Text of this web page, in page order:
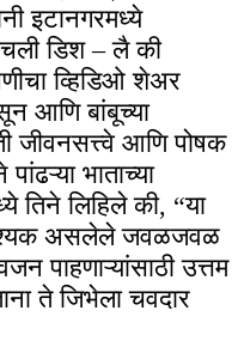
इटानगरमध्ये
डिश – लै की
व्हिडिओ शेअर
आणि बांबूच्या
जीवनसत्त्वे आणि पोषक
भाताच्या
लिहिले की, “या
असलेले जवळजवळ
पाहणाऱ्यांसाठी उत्तम
ते जिभेला चवदार